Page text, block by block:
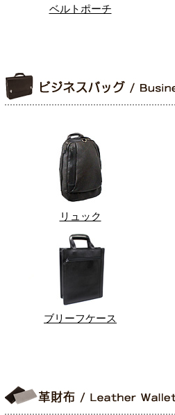
ベルトポーチ
リュック
ブリーフケース